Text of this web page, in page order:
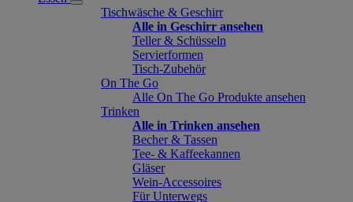
Tischwäsche & Geschirr
Alle in Geschirr ansehen
Teller & Schüsseln
Servierformen
Tisch-Zubehör
On The Go
Alle On The Go Produkte ansehen
Trinken
Alle in Trinken ansehen
Becher & Tassen
Tee- & Kaffeekannen
Gläser
Wein-Accessoires
Für Unterwegs